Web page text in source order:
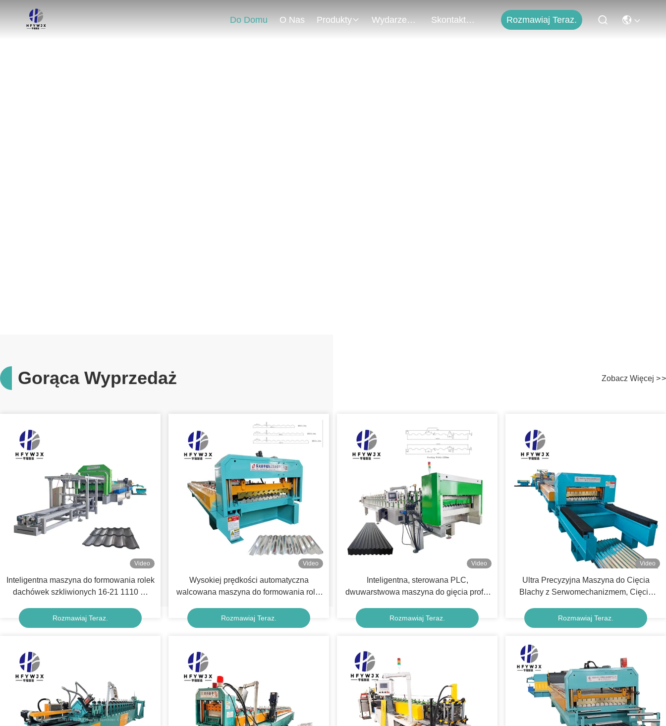
Do Domu O Nas Produkty Wydarzenia Skontaktuj Się Z Nami Rozmawiaj Teraz.
Gorąca Wyprzedaż Zobacz Więcej >>
Video
Inteligentna maszyna do formowania rolek
dachówek szkliwionych 16-21 1110 W
Rozmawiaj Teraz.
Video
Wysokiej prędkości automatyczna
walcowana maszyna do formowania rolki
produkcji metalowych paneli dachowych
Rozmawiaj Teraz.
Video
Inteligentna, sterowana PLC,
dwuwarstwowa maszyna do gięcia profili
niestandardowych paneli dachowych
Rozmawiaj Teraz.
Video
Ultra Precyzyjna Maszyna do Cięcia
Blachy z Serwomechanizmem, Cięcie
Rozmawiaj Teraz.